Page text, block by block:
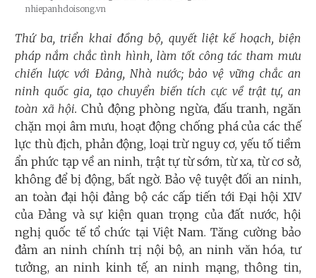
nhiepanhdoisong.vn
Thứ ba, triển khai đồng bộ, quyết liệt kế hoạch, biện
pháp nắm chắc tình hình, làm tốt công tác tham mưu
chiến lược với Đảng, Nhà nước; bảo vệ vững chắc an
ninh quốc gia, tạo chuyển biến tích cực về trật tự, an
toàn xã hội. Chủ động phòng ngừa, đấu tranh, ngăn
chặn mọi âm mưu, hoạt động chống phá của các thế
lực thù địch, phản động, loại trừ nguy cơ, yếu tố tiềm
ẩn phức tạp về an ninh, trật tự từ sớm, từ xa, từ cơ sở,
không để bị động, bất ngờ. Bảo vệ tuyệt đối an ninh,
an toàn đại hội đảng bộ các cấp tiến tới Đại hội XIV
của Đảng và sự kiện quan trọng của đất nước, hội
nghị quốc tế tổ chức tại Việt Nam. Tăng cường bảo
đảm an ninh chính trị nội bộ, an ninh văn hóa, tư
tưởng, an ninh kinh tế, an ninh mạng, thông tin,